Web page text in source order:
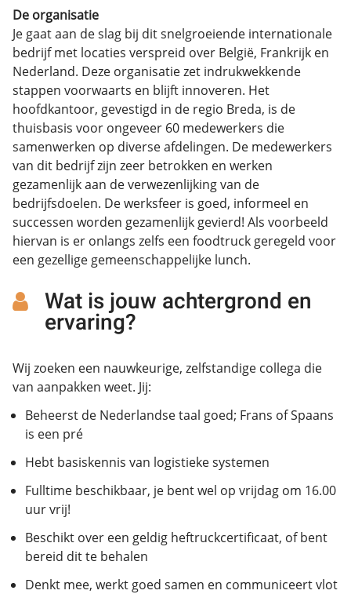
De organisatie
Je gaat aan de slag bij dit snelgroeiende internationale
bedrijf met locaties verspreid over België, Frankrijk en
Nederland. Deze organisatie zet indrukwekkende
stappen voorwaarts en blijft innoveren. Het
hoofdkantoor, gevestigd in de regio Breda, is de
thuisbasis voor ongeveer 60 medewerkers die
samenwerken op diverse afdelingen. De medewerkers
van dit bedrijf zijn zeer betrokken en werken
gezamenlijk aan de verwezenlijking van de
bedrijfsdoelen. De werksfeer is goed, informeel en
successen worden gezamenlijk gevierd! Als voorbeeld
hiervan is er onlangs zelfs een foodtruck geregeld voor
een gezellige gemeenschappelijke lunch.
Wat is jouw achtergrond en
ervaring?
Wij zoeken een nauwkeurige, zelfstandige collega die
van aanpakken weet. Jij:
Beheerst de Nederlandse taal goed; Frans of Spaans
is een pré
Hebt basiskennis van logistieke systemen
Fulltime beschikbaar, je bent wel op vrijdag om 16.00
uur vrij!
Beschikt over een geldig heftruckcertificaat, of bent
bereid dit te behalen
Denkt mee, werkt goed samen en communiceert vlot